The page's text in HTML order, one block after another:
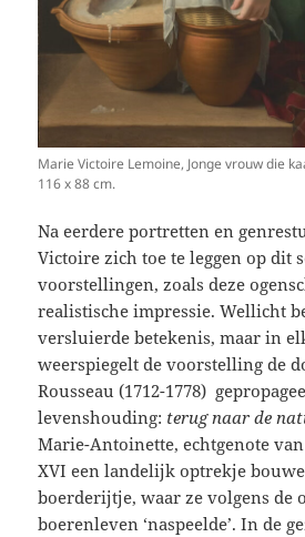
Marie Victoire Lemoine, Jonge vrouw die
116 x 88 cm.
Na eerdere portretten en
Victoire zich toe te leggen op dit
voorstellingen, zoals deze
realistische impressie. Wellicht
versluierde betekenis, maar in
weerspiegelt de voorstelling de
Rousseau (1712-1778)
levenshouding: terug naar de
Marie-Antoinette, echtgenote
XVI een landelijk optrekje
boerderijtje, waar ze volgens de
boerenleven ‘naspeelde’. In de